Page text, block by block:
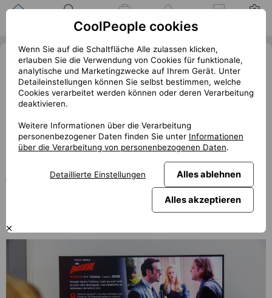
Position
Jobs
5 nejlepších květnových novinek na
obrazovkách: Schwarzenegger v
seriálu, nový Ant-Man a Jennifer
« Zurück club.coolpeople.cz
Velký návrat Arnolda Schwarzeneggera, a navíc poprvé za
jeho kariéru v seriálu! Dlouho očekávaný snímek s Jennifer
Lopez a trochu romantiky a fantazie na vrch? To vše a
mnohem více v květnových novinkách, nejen na Netflixu.
CoolPeople cookies
Wenn Sie auf die Schaltfläche Alle zulassen klicken,
erlauben Sie die Verwendung von Cookies für funktionale,
analytische und Marketingzwecke auf Ihrem Gerät. Unter
Detaileinstellungen können Sie selbst bestimmen, welche
Cookies verarbeitet werden können oder deren Verarbeitung
deaktivieren.
Weitere Informationen über die Verarbeitung
personenbezogener Daten finden Sie unter Informationen
über die Verarbeitung von personenbezogenen Daten.
Detaillierte Einstellungen Alles ablehnen
Alles akzeptieren